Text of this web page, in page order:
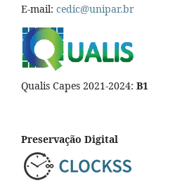
E-mail: cedic@unipar.br
Qualis Capes 2021-2024: B1
Preservação Digital